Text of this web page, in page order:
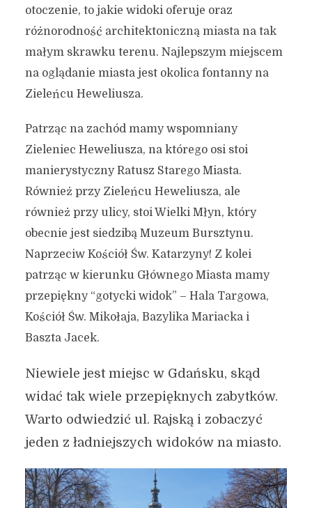
Gdańska? – Oto 7 miejsc,
skąd miasto prezentuje się
NAJLEPIEJ
20 lutego 2022
otoczenie, to jakie widoki oferuje oraz
różnorodność architektoniczną miasta na tak
małym skrawku terenu. Najlepszym miejscem
na oglądanie miasta jest okolica fontanny na
Zieleńcu Heweliusza.
Patrząc na zachód mamy wspomniany
Zieleniec Heweliusza, na którego osi stoi
manierystyczny Ratusz Starego Miasta.
Również przy Zieleńcu Heweliusza, ale
również przy ulicy, stoi Wielki Młyn, który
obecnie jest siedzibą Muzeum Bursztynu.
Naprzeciw Kościół Św. Katarzyny! Z kolei
patrząc w kierunku Głównego Miasta mamy
przepiękny “gotycki widok” – Hala Targowa,
Kościół Św. Mikołaja, Bazylika Mariacka i
Baszta Jacek.
Niewiele jest miejsc w Gdańsku, skąd
widać tak wiele przepięknych zabytków.
Warto odwiedzić ul. Rajską i zobaczyć
jeden z ładniejszych widoków na miasto.